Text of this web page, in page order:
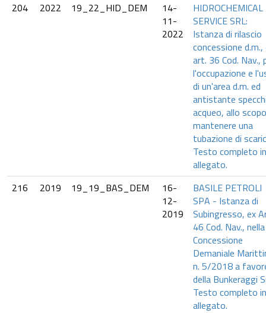
204
2022 19_22_HID_DEM
14-
11-
2022
HIDROCHEMICAL
SERVICE SRL:
Istanza di rilascio
concessione d.m.,
art. 36 Cod. Nav.,
l'occupazione e
di un'area d.m. ed
antistante
acqueo, allo
mantenere una
tubazione di
Testo completo in
allegato.
216
2019 19_19_BAS_DEM
16-
12-
2019
BASILE PETROLI
SPA - Istanza di
Subingresso, ex
46 Cod. Nav., nella
Concessione
Demaniale
n. 5/2018 a
della Bunkeraggi
Testo completo in
allegato.